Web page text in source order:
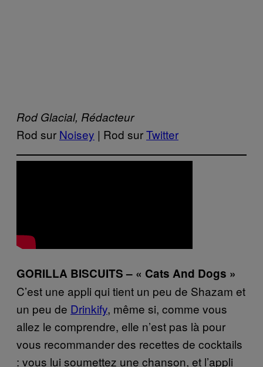
Rod Glacial, Rédacteur
Rod sur Noisey | Rod surTwitter
GORILLA BISCUITS – « Cats And Dogs »
C’est une appli qui tient un peu de Shazam et
un peu de Drinkify, même si, comme vous
allez le comprendre, elle n’est pas là pour
vous recommander des recettes de cocktails
: vous lui soumettez une chanson, et l’appli